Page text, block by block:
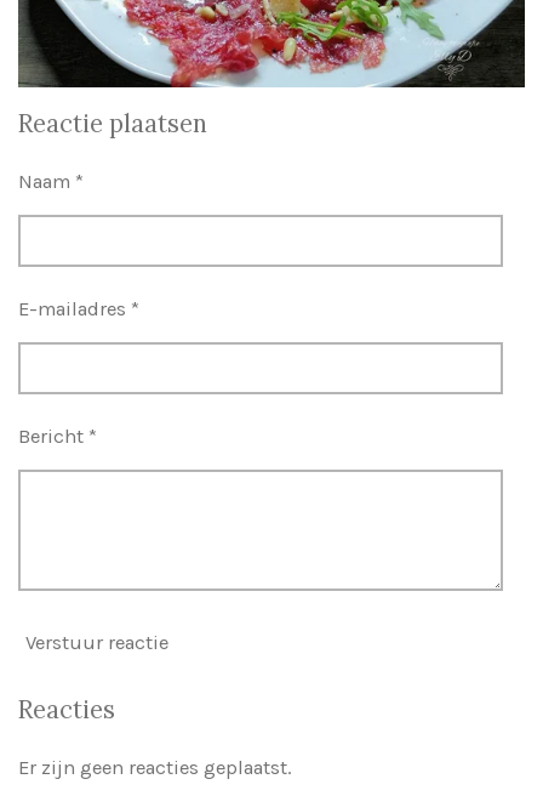
Reactie plaatsen
Naam *
E-mailadres *
Bericht *
Verstuur reactie
Reacties
Er zijn geen reacties geplaatst.